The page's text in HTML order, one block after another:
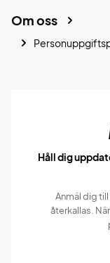
Om oss
Håll dig
Anmäl dig
återkallas.